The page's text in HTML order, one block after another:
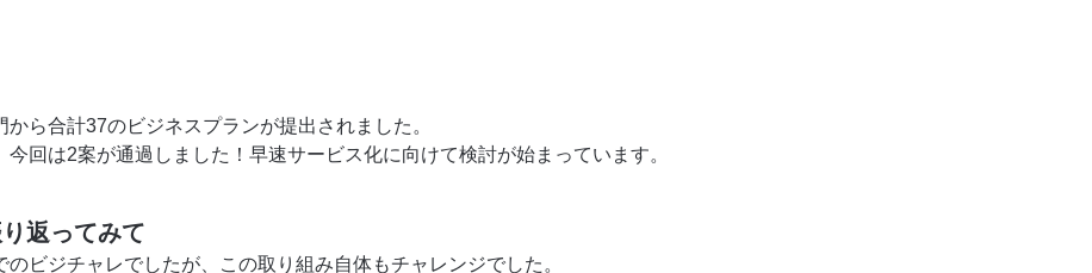
から合計37のビジネスプランが提出されました。
今回は2案が通過しました！早速サービス化に向けて検討が始まっています。
返ってみて
のビジチャレでしたが、この取り組み自体もチャレンジでした。